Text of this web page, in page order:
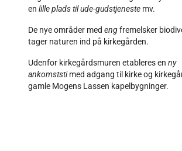
en lille plads til ude-gudstjeneste mv.
De nye områder med engfremelsker
tager naturen ind på kirkegården.
Udenfor kirkegårdsmuren etableres en ny
ankomststimed adgang til kirke og
gamle Mogens Lassen kapelbygninger.